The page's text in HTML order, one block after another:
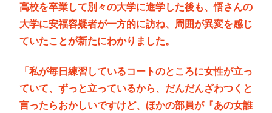
高校を卒業して別々の大学に進学した後も、悟さんの
大学に安福容疑者が一方的に訪ね、周囲が異変を感じ
ていたことが新たにわかりました。
「私が毎日練習しているコートのところに女性が立っ
ていて、ずっと立っているから、だんだんざわつくと
言ったらおかしいですけど、ほかの部員が『あの女誰